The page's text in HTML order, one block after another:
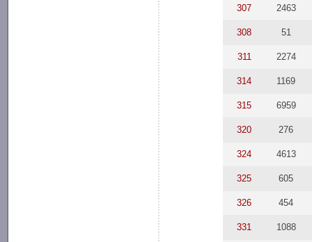
307 2463
308 51
311 2274
314 1169
315 6959
320 276
324 4613
325 605
326 454
331 1088